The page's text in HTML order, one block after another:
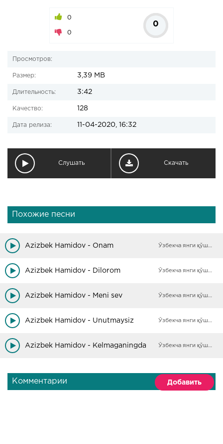
0
0
0
Просмотров:
Размер: 3,39 MB
Длительность: 3:42
Качество: 128
Дата релиза: 11-04-2020, 16:32
Слушать Скачать
Похожие песни
Azizbek Hamidov - Onam Ўзбекча янги қўшиқлар
Azizbek Hamidov - Dilorom Ўзбекча янги қўшиқлар
Azizbek Hamidov - Meni sev Ўзбекча янги қўшиқлар
Azizbek Hamidov - Unutmaysiz Ўзбекча янги қўшиқлар
Azizbek Hamidov - Kelmaganingda Ўзбекча янги қўшиқлар
Комментарии Добавить